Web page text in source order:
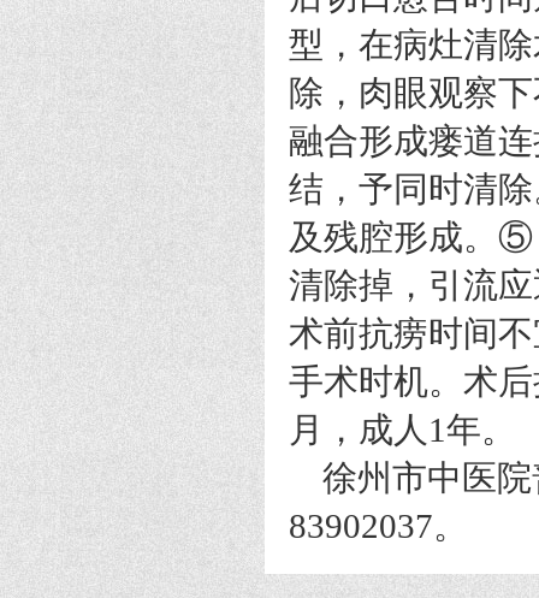
型，在病灶清
除，肉眼观察
融合形成瘘道
结，予同时清
及残腔形成。⑤
清除掉，引流
术前抗痨时间
手术时机。术
月，成人1年。
徐州市中医院
83902037。